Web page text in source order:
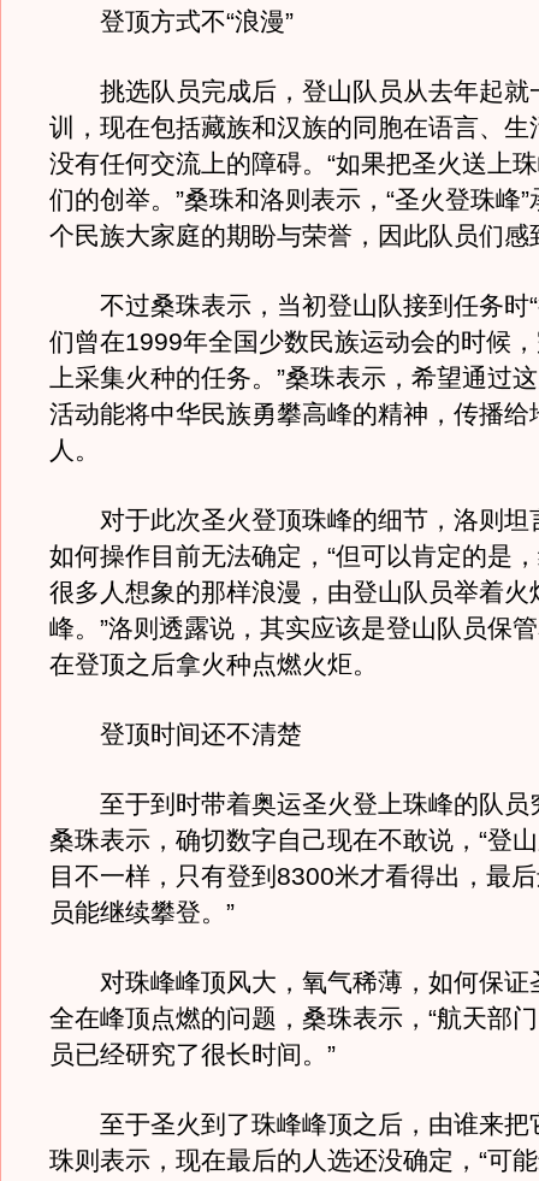
登顶方式不“浪漫”
挑选队员完成后，登山队员从去年起就
训，现在包括藏族和汉族的同胞在语言、生
没有任何交流上的障碍。“如果把圣火送上
们的创举。”桑珠和洛则表示，“圣火登珠峰
个民族大家庭的期盼与荣誉，因此队员们感
不过桑珠表示，当初登山队接到任务时“
们曾在1999年全国少数民族运动会的时候
上采集火种的任务。”桑珠表示，希望通过
活动能将中华民族勇攀高峰的精神，传播给
人。
对于此次圣火登顶珠峰的细节，洛则坦
如何操作目前无法确定，“但可以肯定的是
很多人想象的那样浪漫，由登山队员举着火
峰。”洛则透露说，其实应该是登山队员保
在登顶之后拿火种点燃火炬。
登顶时间还不清楚
至于到时带着奥运圣火登上珠峰的队员
桑珠表示，确切数字自己现在不敢说，“登
目不一样，只有登到8300米才看得出，最
员能继续攀登。”
对珠峰峰顶风大，氧气稀薄，如何保证
全在峰顶点燃的问题，桑珠表示，“航天部
员已经研究了很长时间。”
至于圣火到了珠峰峰顶之后，由谁来把
珠则表示，现在最后的人选还没确定，“可